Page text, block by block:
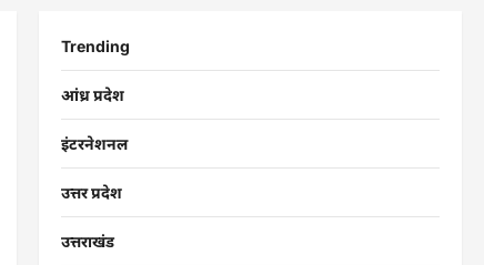
Trending
आंध्र प्रदेश
इंटरनेशनल
उत्तर प्रदेश
उत्तराखंड